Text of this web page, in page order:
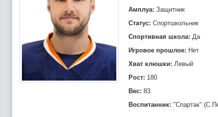
Амплуа: Защитник
Статус: Спортшкольник
Спортивная школа: Да
Игровое прошлое: Нет
Хват клюшки: Левый
Рост: 180
Вес: 83
Воспитанник: "Спартак"